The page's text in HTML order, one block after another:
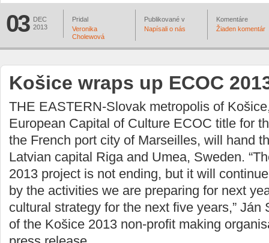
03
DEC
2013
Pridal
Veronika
Cholewová
Publikované v
Napísali o nás
Komentáre
Žiaden komentár
Košice wraps up ECOC
THE EASTERN-Slovak metropolis of
European Capital of Culture ECOC title for
the French port city of Marseilles, will hand
Latvian capital Riga and Umea, Sweden.
2013 project is not ending, but it will
by the activities we are preparing for next
cultural strategy for the next five years,” Ján
of the Košice 2013 non-profit making